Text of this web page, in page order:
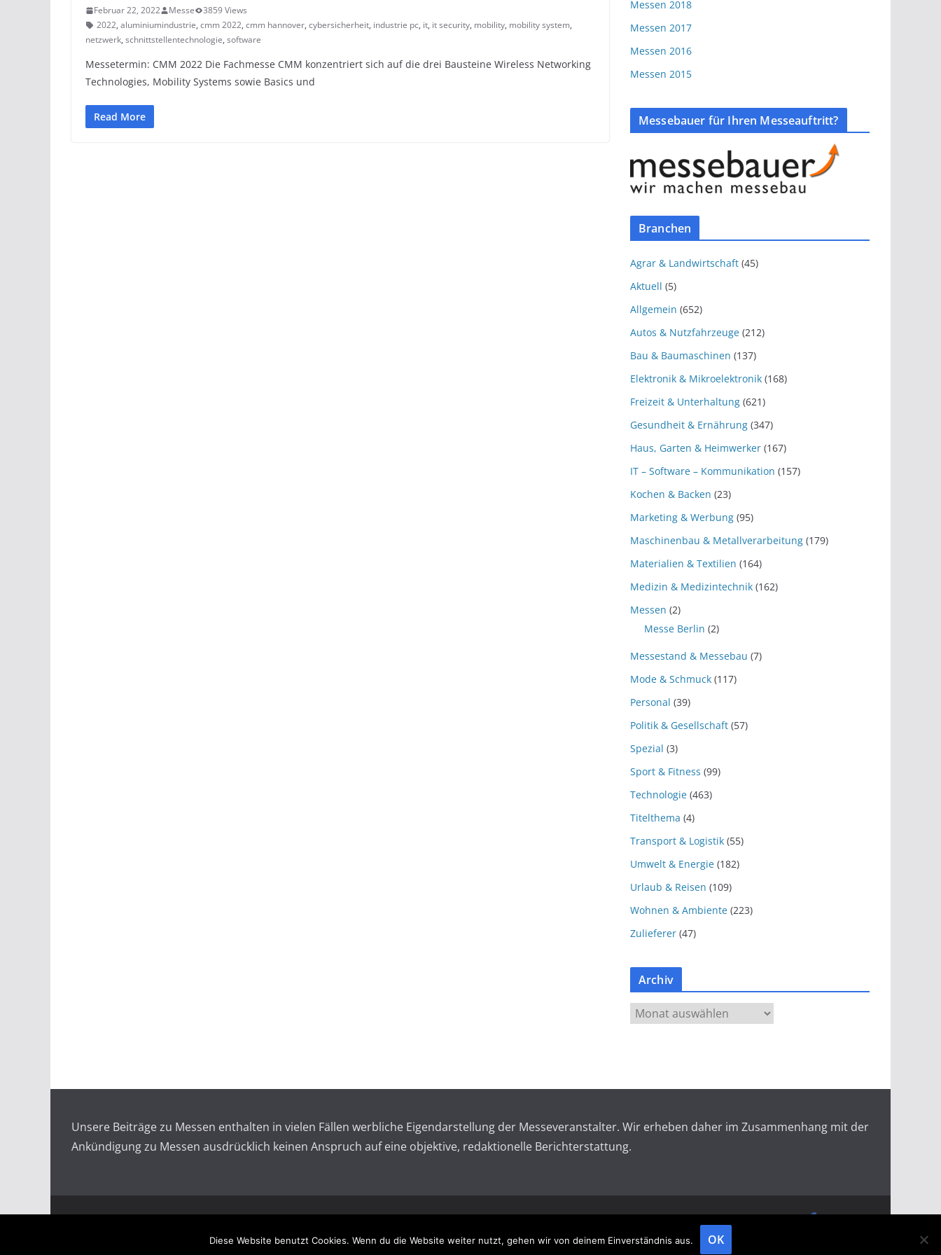
Februar 22, 2022 Messe
3859 Views
2022, aluminiumindustrie, cmm 2022, cmm hannover, cybersicherheit, industrie pc, it, it security, mobility, mobility system,
netzwerk, schnittstellentechnologie, software
Messetermin: CMM 2022 Die Fachmesse CMM konzentriert sich auf die drei Bausteine Wireless Networking
Technologies, Mobility Systems sowie Basics und
Read More
Messen 2018
Messen 2017
Messen 2016
Messen 2015
Messebauer für Ihren Messeauftritt?
Branchen
Agrar & Landwirtschaft (45)
Aktuell (5)
Allgemein (652)
Autos & Nutzfahrzeuge (212)
Bau & Baumaschinen (137)
Elektronik & Mikroelektronik (168)
Freizeit & Unterhaltung (621)
Gesundheit & Ernährung (347)
Haus, Garten & Heimwerker (167)
IT – Software – Kommunikation (157)
Kochen & Backen (23)
Marketing & Werbung (95)
Maschinenbau & Metallverarbeitung (179)
Materialien & Textilien (164)
Medizin & Medizintechnik (162)
Messen (2)
Messe Berlin (2)
Messestand & Messebau (7)
Mode & Schmuck (117)
Personal (39)
Politik & Gesellschaft (57)
Spezial (3)
Sport & Fitness (99)
Technologie (463)
Titelthema (4)
Transport & Logistik (55)
Umwelt & Energie (182)
Urlaub & Reisen (109)
Wohnen & Ambiente (223)
Zulieferer (47)
Archiv
r
Unsere Beiträge zu Messen enthalten in vielen Fällen werbliche Eigendarstellung der Messeveranstalter. Wir erheben daher im Zusammenhang mit der
Ankündigung zu Messen ausdrücklich keinen Anspruch auf eine objektive, redaktionelle Berichterstattung.
Datenschutz
Diese Website benutzt Cookies. Wenn du die Website weiter nutzt, gehen wir von deinem Einverständnis aus. OK